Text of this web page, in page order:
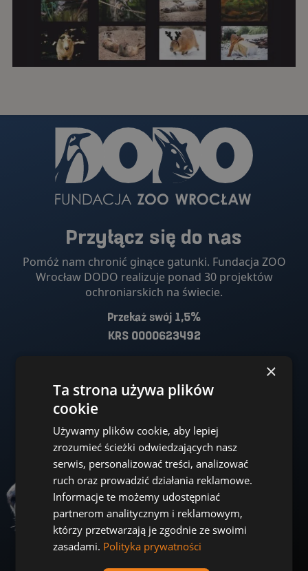
Przyłącz się do nas
Pomóż nam chronić ginące gatunki. Fundacja ZOO
Wrocław DODO realizuje ponad 30 projektów
ochroniarskich na świecie.
Przekaż swój 1,5%
KRS 0000623492
Przekaż swoje 1,5%×
Ta strona używa plików
cookie
Używamy plików cookie, aby lepiej
zrozumieć ścieżki odwiedzających nasz
serwis, personalizować treści, analizować
ruch oraz prowadzić działania reklamowe.
Informacje te możemy udostępniać
partnerom analitycznym i reklamowym,
którzy przetwarzają je zgodnie ze swoimi
zasadami. Polityka prywatności